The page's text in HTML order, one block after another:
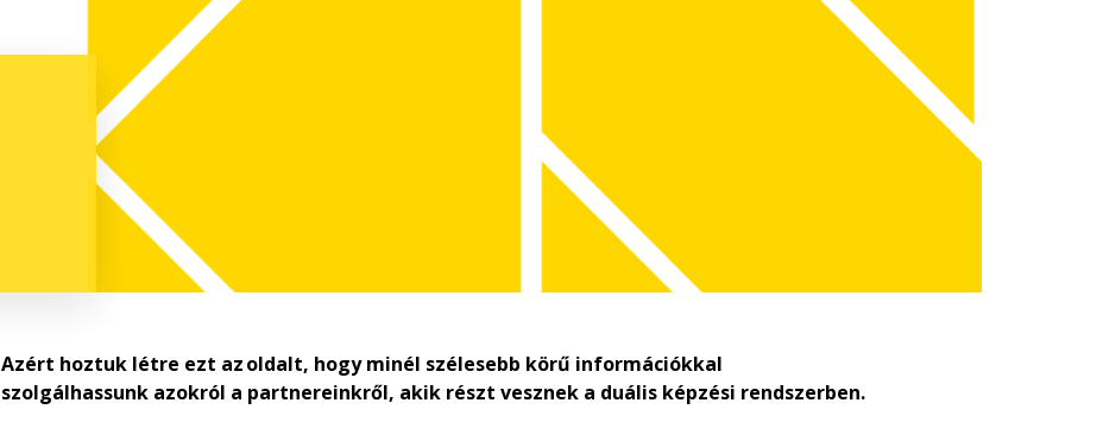
Azért hoztuk létre ezt az oldalt, hogy minél szélesebb körű információkkal
szolgálhassunk azokról a partnereinkről, akik részt vesznek a duális képzési rendszerben.